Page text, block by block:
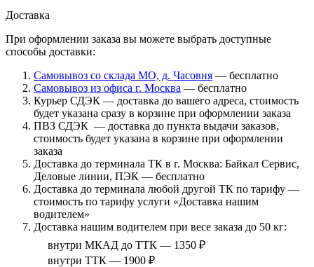
Доставка
При оформлении заказа вы можете выбрать доступные
способы доставки:
Самовывоз со склада МО, д. Часовня — бесплатно
Самовывоз из офиса г. Москва — бесплатно
Курьер СДЭК — доставка до вашего адреса, стоимость
будет указана сразу в корзине при оформлении заказа
ПВЗ СДЭК — доставка до пункта выдачи заказов,
стоимость будет указана в корзине при оформлении
заказа
Доставка до терминала ТК в г. Москва: Байкал Сервис,
Деловые линии, ПЭК — бесплатно
Доставка до терминала любой другой ТК по тарифу —
стоимость по тарифу услуги «Доставка нашим
водителем»
Доставка нашим водителем при весе заказа до 50 кг:
внутри МКАД до ТТК — 1350 ₽
внутри ТТК — 1900 ₽